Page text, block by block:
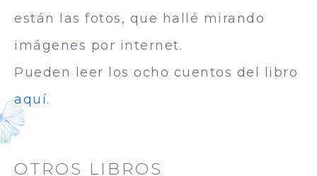
están las fotos, que hallé mirando
imágenes por internet.
Pueden leer los ocho cuentos del libro
aquí.
OTROS LIBROS